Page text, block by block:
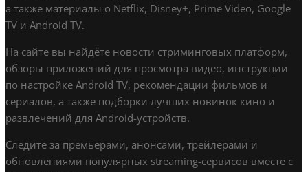
а также материалы о Netflix, Disney+, Prime Video, Google
TV и Android TV.
На сайте вы найдёте новости стриминговых платформ,
обзоры приложений для просмотра видео, инструкции
по настройке Android TV, рекомендации фильмов и
сериалов, а также подборки лучших новинок кино и
развлечений для Android-устройств.
Следите за премьерами, анонсами, трейлерами и
обновлениями популярных streaming-сервисов вместе с